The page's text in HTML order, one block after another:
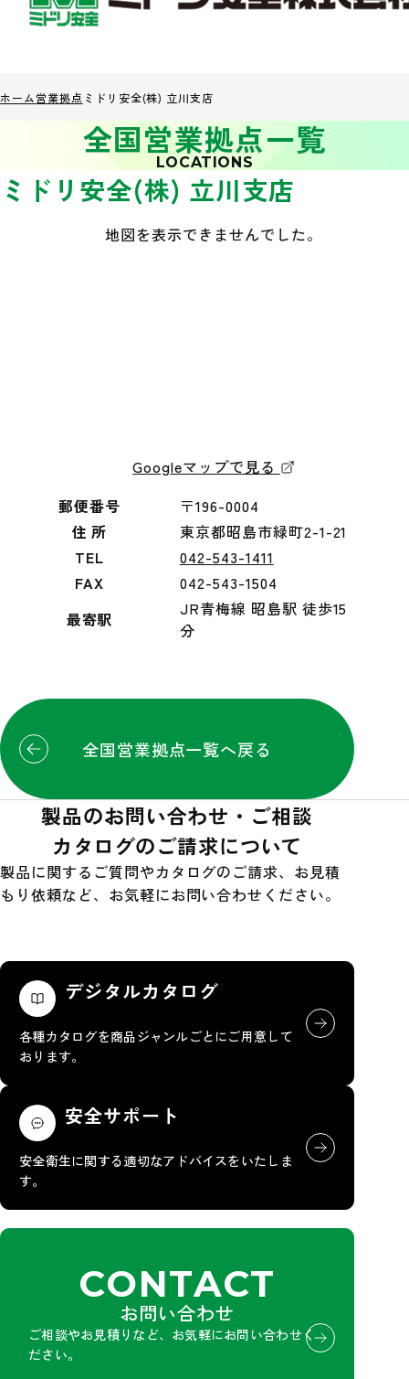
ホーム営業拠点 ミドリ安全(株) 立川支店
全国営業拠点一覧
LOCATIONS
ミドリ安全(株) 立川支店
地図を表示できませんでした。
Googleマップで見る
郵便番号
〒196-0004
住 所
東京都昭島市緑町2-1-21
TEL
042-543-1411
FAX
042-543-1504
最寄駅
JR青梅線 昭島駅 徒歩15
分
全国営業拠点一覧へ戻る
製品のお問い合わせ・ご相談
カタログのご請求について
製品に関するご質問やカタログのご請求、お見積
もり依頼など、お気軽にお問い合わせください。
デジタルカタログ
各種カタログを商品ジャンルごとにご用意して
おります。
安全サポート
安全衛生に関する適切なアドバイスをいたしま
す。
CONTACT
お問い合わせ
ご相談やお見積りなど、お気軽にお問い合わせく
ださい。